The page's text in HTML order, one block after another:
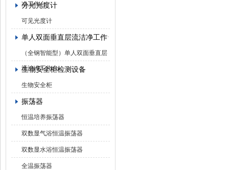
净工作台
分光光度计
可见光度计
单人双面垂直层流洁净工作台
（全钢智能型）单人双面垂直层
流洁净工作台
生物安全柜检测设备
生物安全柜
振荡器
恒温培养振荡器
双数显气浴恒温振荡器
双数显水浴恒温振荡器
全温振荡器